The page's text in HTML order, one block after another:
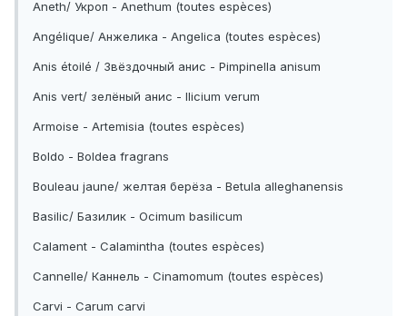
Aneth/ Укроп - Anethum (toutes espèces)
Angélique/ Анжелика - Angelica (toutes espèces)
Anis étoilé / Звёздочный анис - Pimpinella anisum
Anis vert/ зелёный анис - Ilicium verum
Armoise - Artemisia (toutes espèces)
Boldo - Boldea fragrans
Bouleau jaune/ желтая берёза - Betula alleghanensis
Basilic/ Базилик - Ocimum basilicum
Calament - Calamintha (toutes espèces)
Cannelle/ Каннель - Cinamomum (toutes espèces)
Carvi - Carum carvi